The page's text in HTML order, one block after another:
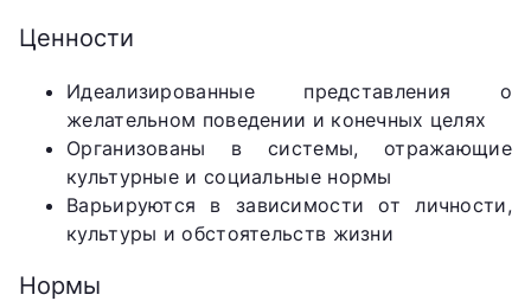
Ценности
Идеализированные представления о
желательном поведении и конечных целях
Организованы в системы, отражающие
культурные и социальные нормы
Варьируются в зависимости от личности,
культуры и обстоятельств жизни
Нормы